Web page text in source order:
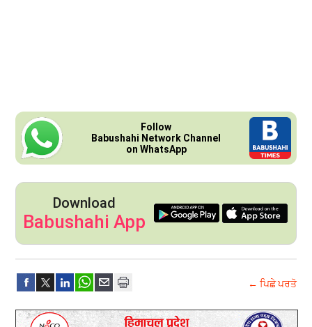
Follow
Babushahi Network Channel
on WhatsApp
Download
Babushahi App
← ਪਿਛੇ ਪਰਤੋ